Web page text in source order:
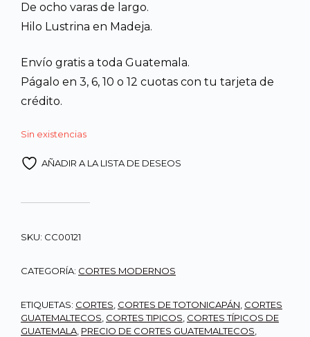
De ocho varas de largo.
Hilo Lustrina en Madeja.
Envío gratis a toda Guatemala.
Págalo en 3, 6, 10 o 12 cuotas con tu tarjeta de
crédito.
Sin existencias
AÑADIR A LA LISTA DE DESEOS
SKU: CC00121
CATEGORÍA: CORTES MODERNOS
ETIQUETAS: CORTES CORTES DE TOTONICAPÁN CORTES
GUATEMALTECOS CORTES TIPICOS CORTES TÍPICOS DE
GUATEMALA PRECIO DE CORTES GUATEMALTECOS